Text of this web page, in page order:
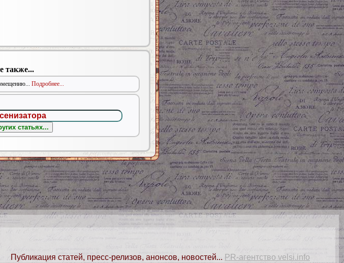
также...
Подробнее...
Публикация статей, пресс-релизов, анонсов, новостей... PR-агентство velsi.info